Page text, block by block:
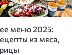
меню 2025:
из мяса,